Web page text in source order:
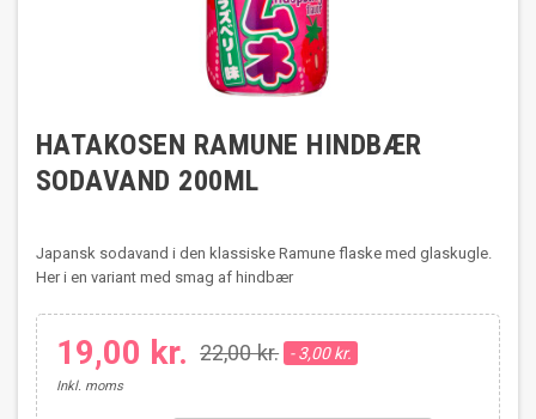
HATAKOSEN RAMUNE HINDBÆR
SODAVAND 200ML
Japansk sodavand i den klassiske Ramune flaske med glaskugle.
Her i en variant med smag af hindbær
19,00 kr. 22,00 kr. - 3,00 kr.
Inkl. moms